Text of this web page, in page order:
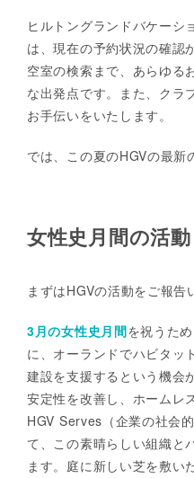
ヒルトングランドバケーシ
は、現在の予約状況の確認
空室の検索まで、あらゆる
な出発点です。また、クラ
お手伝いをいたします。
では、この夏のHGVの最新
女性史月間の活動
まずはHGVの活動をご報告
3月の女性史月間を祝うた
に、オーランドでハビタッ
建設を支援するという機会
安定性を改善し、ホームレ
HGV Serves（企業の社会
て、この素晴らしい組織と
ます。庭に新しい芝を敷い